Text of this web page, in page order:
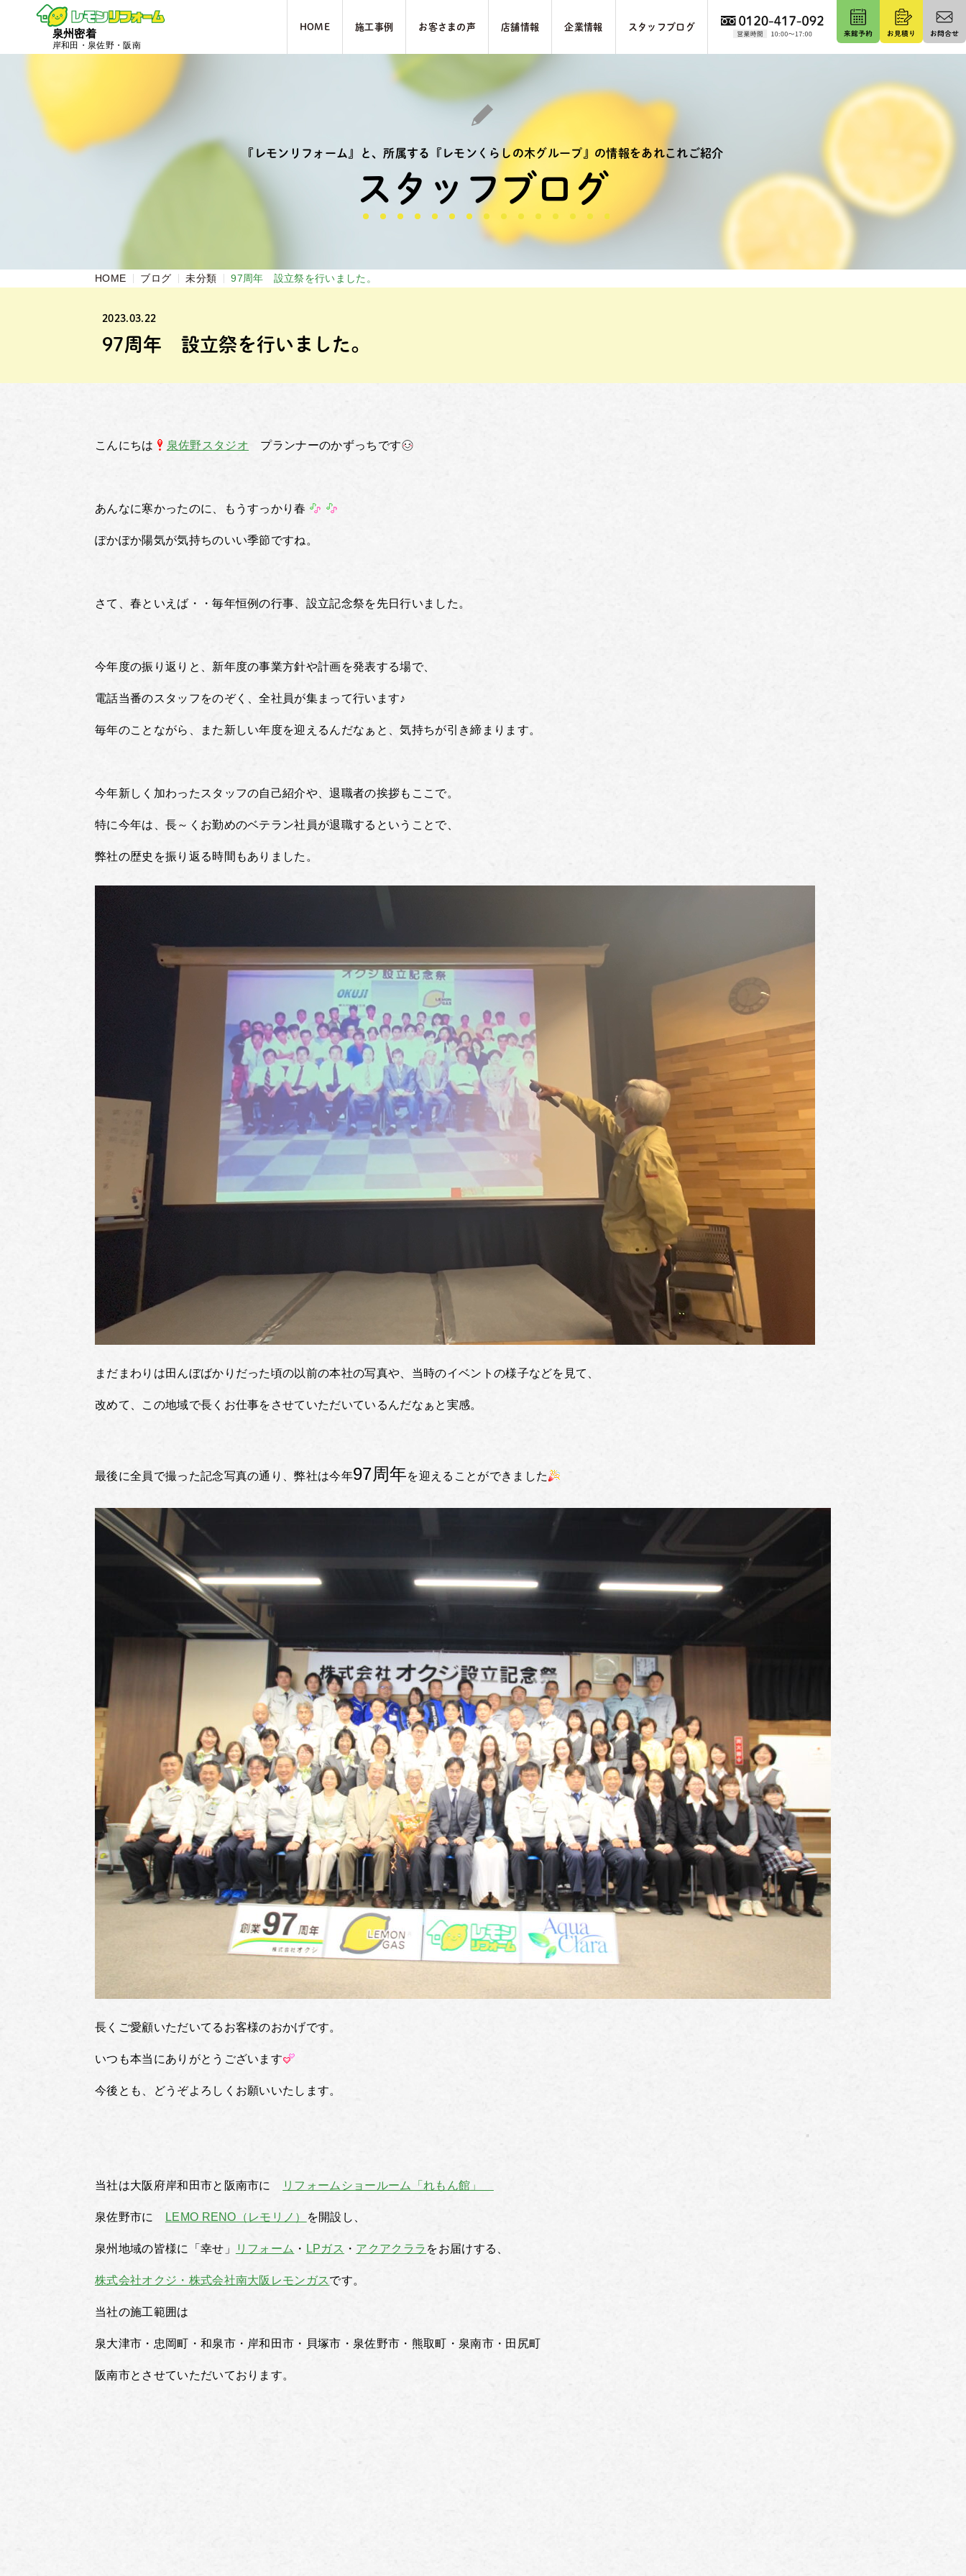
泉州密着
岸和田・泉佐野・阪南
HOME 施⼯事例 お客さまの声 店舗情報 企業情報 スタッフブログ
『レモンリフォーム』と、所属する『レモンくらしの木グループ』の情報をあれこれご紹介
スタッフブログ
HOME ブログ 未分類 97周年 設立祭を行いました。
2023.03.22
97周年 設立祭を行いました。
こんにちは 泉佐野スタジオ プランナーのかずっちです
あんなに寒かったのに、もうすっかり春
ぽかぽか陽気が気持ちのいい季節ですね。
さて、春といえば・・毎年恒例の行事、設立記念祭を先日行いました。
今年度の振り返りと、新年度の事業方針や計画を発表する場で、
電話当番のスタッフをのぞく、全社員が集まって行います♪
毎年のことながら、また新しい年度を迎えるんだなぁと、気持ちが引き締まります。
今年新しく加わったスタッフの自己紹介や、退職者の挨拶もここで。
特に今年は、長～くお勤めのベテラン社員が退職するということで、
弊社の歴史を振り返る時間もありました。
まだまわりは田んぼばかりだった頃の以前の本社の写真や、当時のイベントの様子などを見て、
改めて、この地域で長くお仕事をさせていただいているんだなぁと実感。
最後に全員で撮った記念写真の通り、弊社は今年97周年を迎えることができました
長くご愛顧いただいてるお客様のおかげです。
いつも本当にありがとうございます
今後とも、どうぞよろしくお願いいたします。
当社は大阪府岸和田市と阪南市に リフォームショールーム「れもん館」
泉佐野市に LEMO RENO（レモリノ） を開設し、
泉州地域の皆様に「幸せ」 リフォーム ・ LPガス ・ アクアクララ をお届けする、
株式会社オクジ・株式会社南大阪レモンガスです。
当社の施工範囲は
泉大津市・忠岡町・和泉市・岸和田市・貝塚市・泉佐野市・熊取町・泉南市・田尻町
阪南市とさせていただいております。